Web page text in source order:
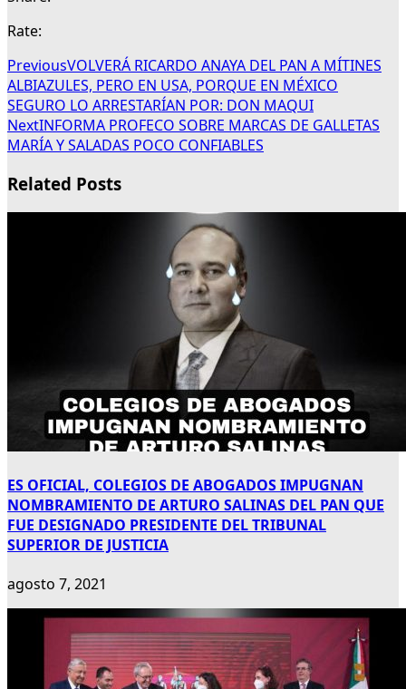
Rate:
PreviousVOLVERÁ RICARDO ANAYA DEL PAN A MÍTINES
ALBIAZULES, PERO EN USA, PORQUE EN MÉXICO
SEGURO LO ARRESTARÍAN POR: DON MAQUI
NextINFORMA PROFECO SOBRE MARCAS DE GALLETAS
MARÍA Y SALADAS POCO CONFIABLES
Related Posts
ES OFICIAL, COLEGIOS DE ABOGADOS IMPUGNAN
NOMBRAMIENTO DE ARTURO SALINAS DEL PAN QUE
FUE DESIGNADO PRESIDENTE DEL TRIBUNAL
SUPERIOR DE JUSTICIA
agosto 7, 2021